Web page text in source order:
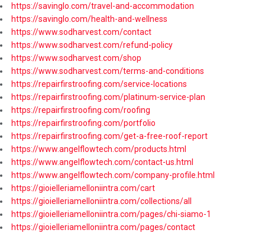
https://savinglo.com/travel-and-accommodation
https://savinglo.com/health-and-wellness
https://www.sodharvest.com/contact
https://www.sodharvest.com/refund-policy
https://www.sodharvest.com/shop
https://www.sodharvest.com/terms-and-conditions
https://repairfirstroofing.com/service-locations
https://repairfirstroofing.com/platinum-service-plan
https://repairfirstroofing.com/roofing
https://repairfirstroofing.com/portfolio
https://repairfirstroofing.com/get-a-free-roof-report
https://www.angelflowtech.com/products.html
https://www.angelflowtech.com/contact-us.html
https://www.angelflowtech.com/company-profile.html
https://gioielleriamelloniintra.com/cart
https://gioielleriamelloniintra.com/collections/all
https://gioielleriamelloniintra.com/pages/chi-siamo-1
https://gioielleriamelloniintra.com/pages/contact